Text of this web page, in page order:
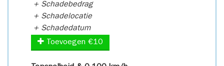
+ Schadebedrag
+ Schadelocatie
+ Schadedatum
Toevoegen €10